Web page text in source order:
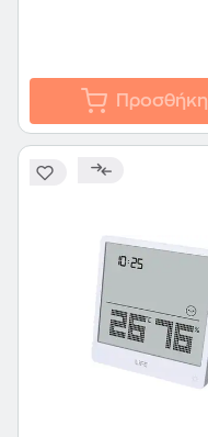
Προσθήκη